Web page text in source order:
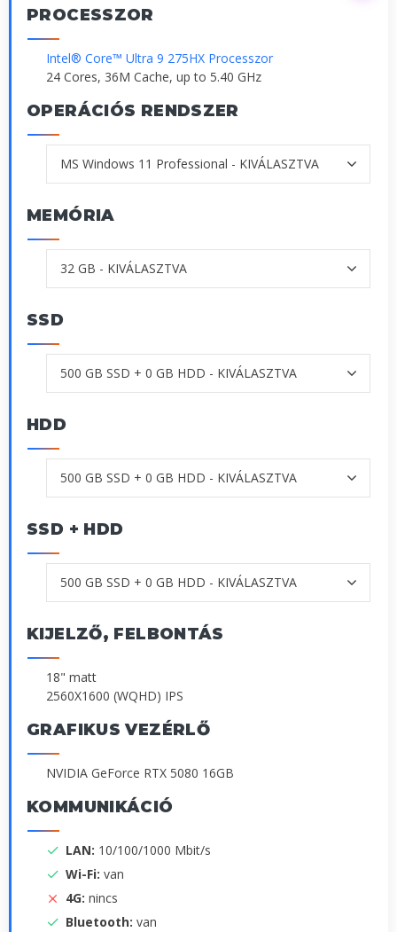
PROCESSZOR
Intel® Core™ Ultra 9 275HX Processzor
24 Cores, 36M Cache, up to 5.40 GHz
OPERÁCIÓS RENDSZER
MEMÓRIA
SSD
HDD
SSD + HDD
KIJELZŐ, FELBONTÁS
18" matt
2560X1600 (WQHD) IPS
GRAFIKUS VEZÉRLŐ
NVIDIA GeForce RTX 5080 16GB
KOMMUNIKÁCIÓ
LAN: 10/100/1000 Mbit/s
Wi-Fi: van
4G: nincs
Bluetooth: van